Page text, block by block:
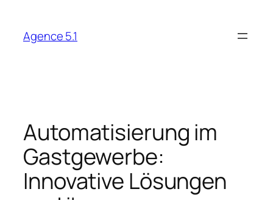
content
Agence 5.1
Automatisierung im
Gastgewerbe:
Innovative Lösungen